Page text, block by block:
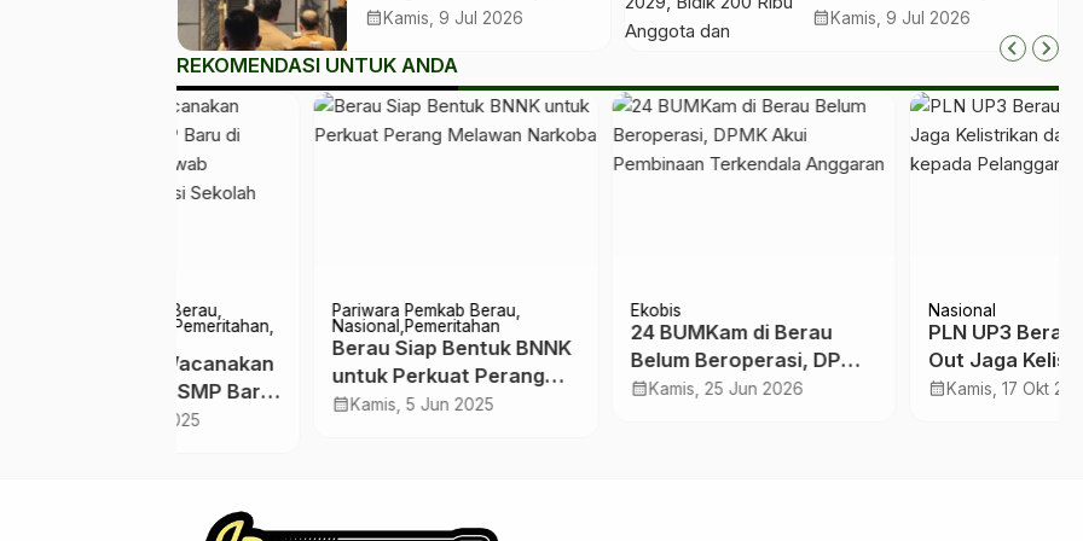
sebagai Senjata Baru
calendar_month Kamis, 9 Jul 2026
2029, Bidik 200 Ribu
Kampung
calendar_month Kamis, 9 Jul 2026
REKOMENDASI UNTUK ANDA
Pariwara Pemkab Berau
Nasional
Pemeritahan
Berau Siap Bentuk BNNK
untuk Perkuat Perang
Melawan Narkoba
calendar_month Kamis, 5 Jun 2025
Ekobis
24 BUMKam di Berau
Belum Beroperasi, DPMK
Akui Pembinaan
calendar_monthKamis, 25 Jun 2026
PLN UP3 Berau Terus All
Out Jaga Kelistrikan dan
Pelayanan kepada
calendar_month Kamis, 17 Okt 2024